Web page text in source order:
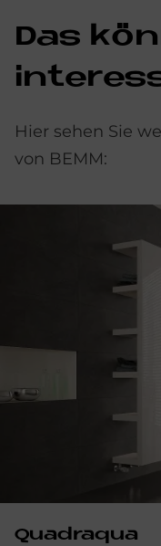
Das
Hier sehen Sie
von BEMM:
Quadraqua